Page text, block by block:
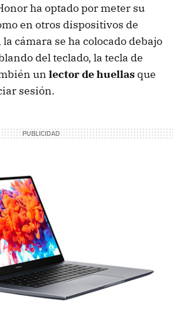
ha optado por meter su
en otros dispositivos de
cámara se ha colocado debajo
del teclado, la tecla de
un lector de huellas que
sesión.